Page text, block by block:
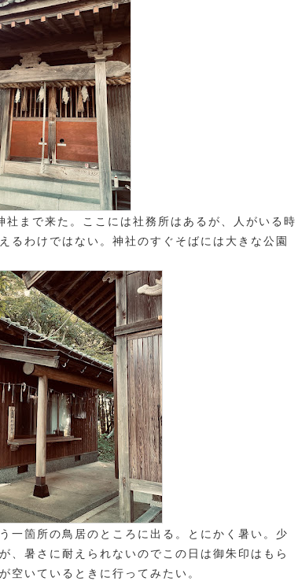
まで来た。ここには社務所はあるが、人がいる時
るわけではない。神社のすぐそばには大きな公園
一箇所の鳥居のところに出る。とにかく暑い。少
、暑さに耐えられないのでこの日は御朱印はもら
空いているときに行ってみたい。